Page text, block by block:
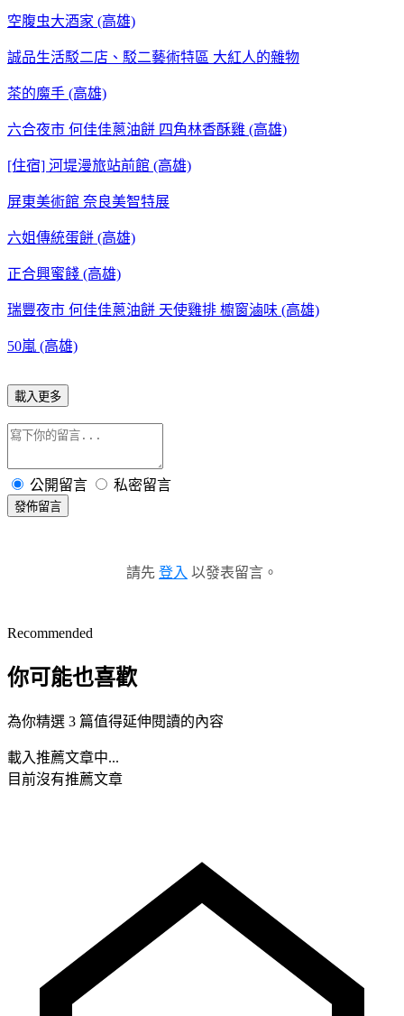
空腹虫大酒家 (高雄)
誠品生活駁二店、駁二藝術特區 大紅人的雜物
茶的魔手 (高雄)
六合夜市 何佳佳蔥油餅 四角林香酥雞 (高雄)
[住宿] 河堤漫旅站前館 (高雄)
屏東美術館 奈良美智特展
六姐傳統蛋餅 (高雄)
正合興蜜餞 (高雄)
瑞豐夜市 何佳佳蔥油餅 天使雞排 櫥窗滷味 (高雄)
50嵐 (高雄)
載入更多
公開留言 私密留言
發佈留言
請先 登入 以發表留言。
Recommended
你可能也喜歡
為你精選 3 篇值得延伸閱讀的內容
載入推薦文章中...
目前沒有推薦文章